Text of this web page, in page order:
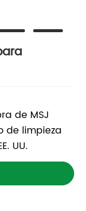
de MSJ
de limpieza
UU.